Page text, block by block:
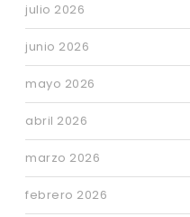
julio 2026
junio 2026
mayo 2026
abril 2026
marzo 2026
febrero 2026